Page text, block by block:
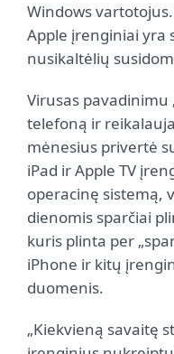
Windows
Apple įrenginiai yra
nusikaltėlių
Virusas pavadinimu
telefoną ir
mėnesius privertė
iPad ir Apple TV
operacinę sistemą,
dienomis sparčiai
kuris plinta per
iPhone ir kitų
duomenis.
„Kiekvieną savaitę